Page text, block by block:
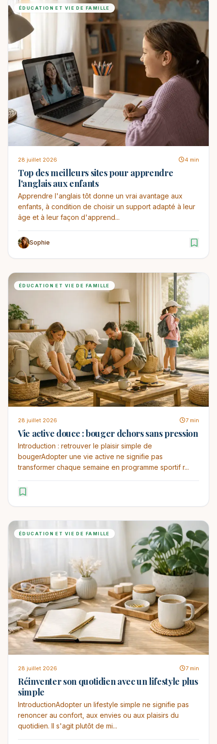
ÉDUCATION ET VIE DE FAMILLE
28 juillet 2026 4 min
Top des meilleurs sites pour apprendre
l'anglais aux enfants
Apprendre l'anglais tôt donne un vrai avantage aux
enfants, à condition de choisir un support adapté à leur
âge et à leur façon d'apprend...
Sophie
ÉDUCATION ET VIE DE FAMILLE
28 juillet 2026 7 min
Vie active douce : bouger dehors sans pression
Introduction : retrouver le plaisir simple de
bougerAdopter une vie active ne signifie pas
transformer chaque semaine en programme sportif r...
ÉDUCATION ET VIE DE FAMILLE
28 juillet 2026 7 min
Réinventer son quotidien avec un lifestyle plus
simple
IntroductionAdopter un lifestyle simple ne signifie pas
renoncer au confort, aux envies ou aux plaisirs du
quotidien. Il s'agit plutôt de mi...